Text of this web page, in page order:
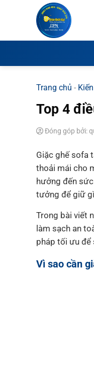
dung
Trang chủ -
Top 4
Đóng góp bởi:
Giặc ghế sofa
thoải mái cho
hưởng đến
tưởng để giữ
Trong bài viết
làm sạch an
pháp tối ưu để
Vì sao cần